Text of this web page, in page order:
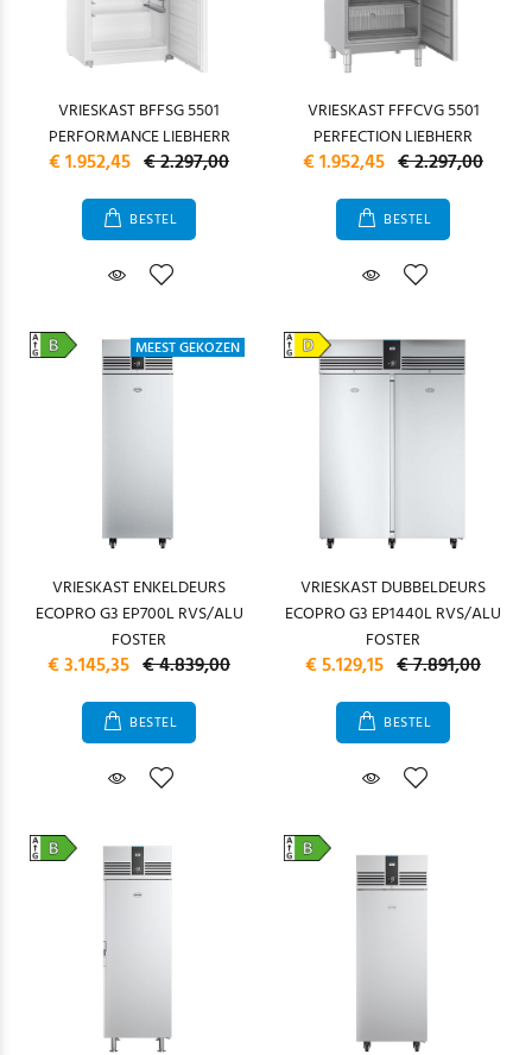
VRIESKAST BFFSG 5501
PERFORMANCE LIEBHERR
€ 1.952,45 € 2.297,00
BESTEL
VRIESKAST FFFCVG 5501
PERFECTION LIEBHERR
€ 1.952,45 € 2.297,00
BESTEL
MEEST GEKOZEN
VRIESKAST ENKELDEURS
ECOPRO G3 EP700L RVS/ALU
FOSTER
€ 3.145,35 € 4.839,00
BESTEL
VRIESKAST DUBBELDEURS
ECOPRO G3 EP1440L RVS/ALU
FOSTER
€ 5.129,15 € 7.891,00
BESTEL